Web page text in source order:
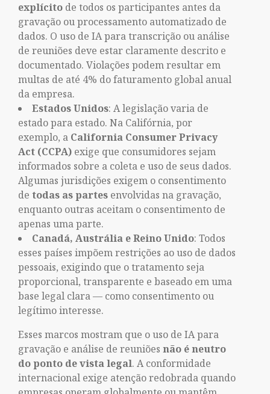
explícito de todos os participantes antes da
gravação ou processamento automatizado de
dados. O uso de IA para transcrição ou análise
de reuniões deve estar claramente descrito e
documentado. Violações podem resultar em
multas de até 4% do faturamento global anual
da empresa.
Estados Unidos: A legislação varia de
estado para estado. Na Califórnia, por
exemplo, a California Consumer Privacy
Act (CCPA) exige que consumidores sejam
informados sobre a coleta e uso de seus dados.
Algumas jurisdições exigem o consentimento
de todas as partes envolvidas na gravação,
enquanto outras aceitam o consentimento de
apenas uma parte.
Canadá, Austrália e Reino Unido: Todos
esses países impõem restrições ao uso de dados
pessoais, exigindo que o tratamento seja
proporcional, transparente e baseado em uma
base legal clara — como consentimento ou
legítimo interesse.
Esses marcos mostram que o uso de IA para
gravação e análise de reuniões não é neutro
do ponto de vista legal. A conformidade
internacional exige atenção redobrada quando